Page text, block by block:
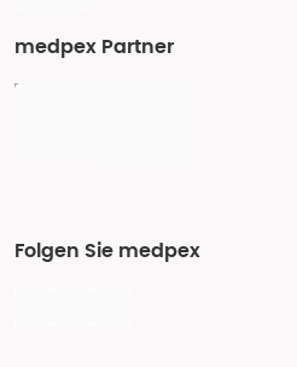
medpex Partner
Folgen Sie medpex